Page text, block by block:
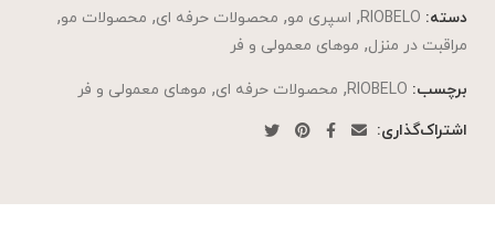
دسته: RIOBELO
, اسپری مو, محصولات حرفه ای, محصولات مو,
مراقبت در منزل, موهای معمولی و فر
برچسب: RIOBELO
, محصولات حرفه ای, موهای معمولی و فر
اشتراک‌گذاری: